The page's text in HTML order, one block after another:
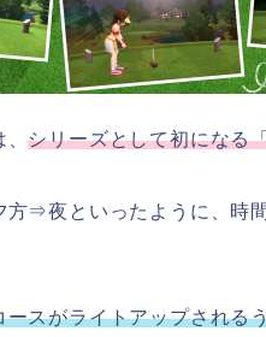
、シリーズとして初になる
⇒夜といったように、時
ースがライトアップされる